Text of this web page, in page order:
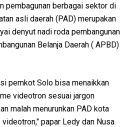
pembagunan berbagai sektor di
asli daerah (PAD) merupakan
denyut nadi roda pembangunan
Belanja Daerah ( APBD)
pemkot Solo bisa menaikkan
videotron sesuai jargon
malah menurunkan PAD kota
papar Ledy dan Nusa